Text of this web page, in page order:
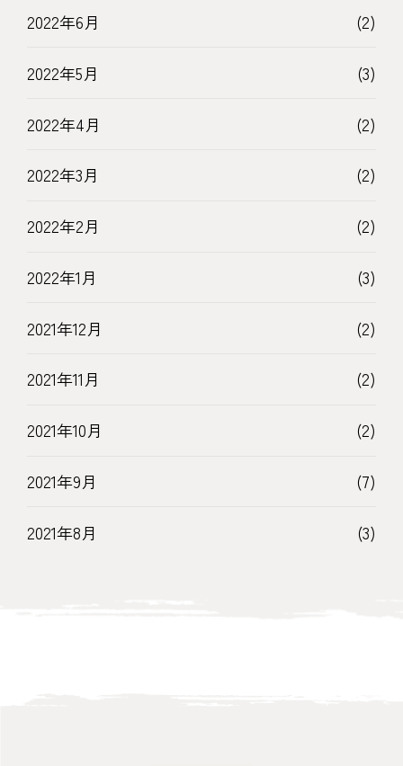
2022年6月 (2)
2022年5月 (3)
2022年4月 (2)
2022年3月 (2)
2022年2月 (2)
2022年1月 (3)
2021年12月 (2)
2021年11月 (2)
2021年10月 (2)
2021年9月 (7)
2021年8月 (3)